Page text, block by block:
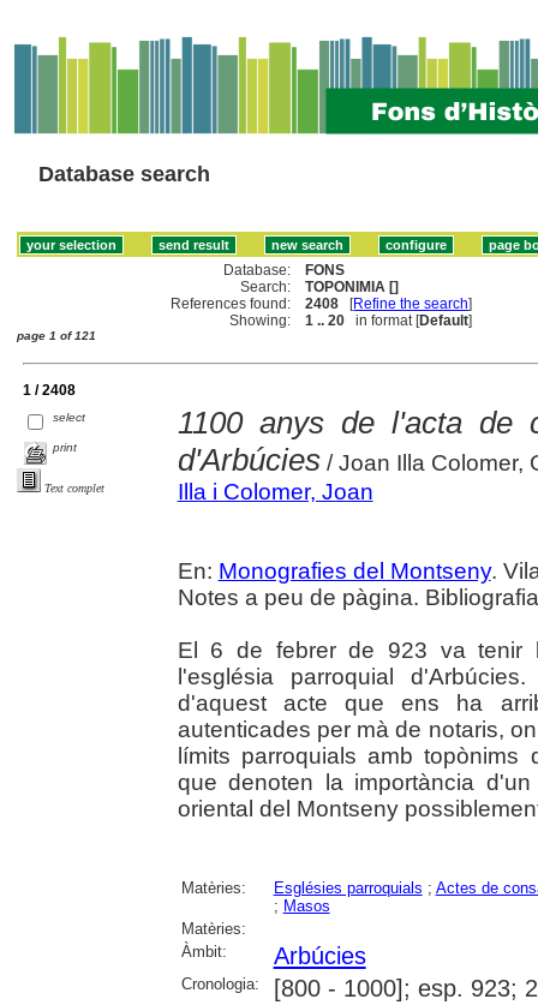
Database search
Database:
FONS
Search:
TOPONIMIA []
References found:
2408 [Refine the search]
Showing:
1 .. 20 in format [Default]
page 1 of 121
1 / 2408
select
print
Text complet
1100 anys de l'acta de
d'Arbúcies/ Joan Illa Colomer,
Illa i Colomer, Joan
En: Monografies del Montseny.
Notes a peu de pàgina.
El 6 de febrer de 923 va tenir
l'església parroquial
d'aquest acte que ens ha
autenticades per mà de notaris,
límits parroquials amb
que denoten la importància
oriental del Montseny
Matèries: Esglésies parroquials ; Actes de
; Masos
Matèries:
Àmbit:
Arbúcies
Cronologia: [800 - 1000]; esp. 923;